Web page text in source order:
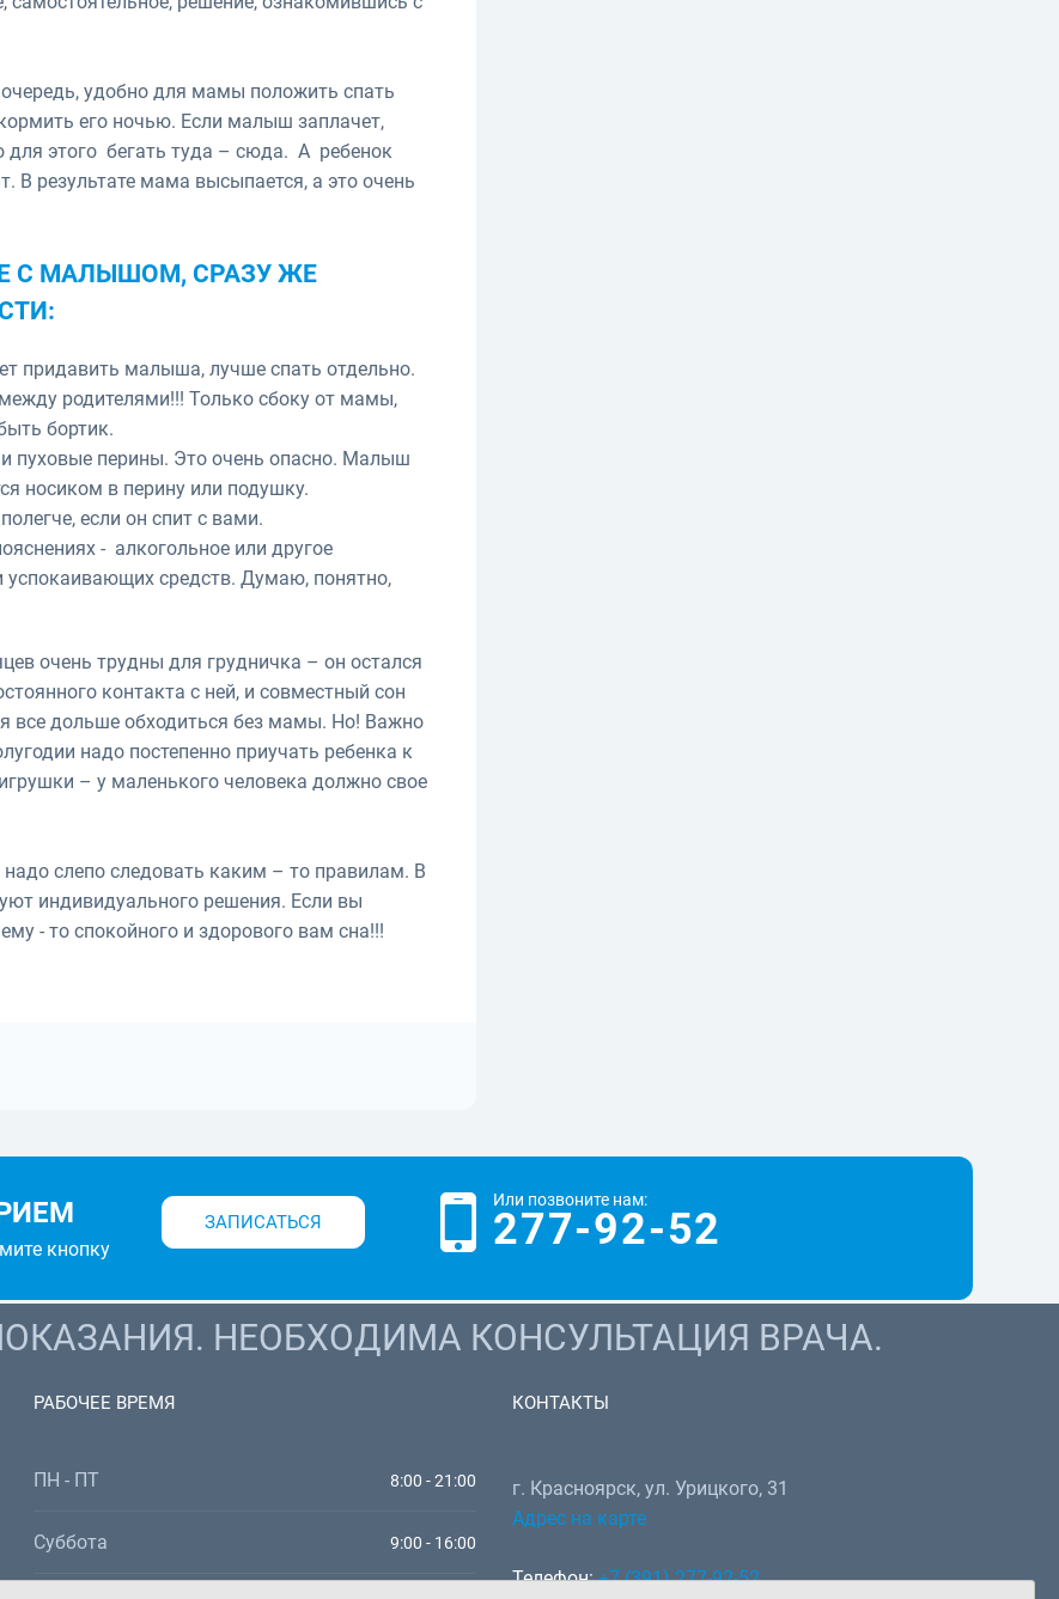
удобно для мамы положить спать
его ночью. Если малыш заплачет,
для этого бегать туда – сюда. А ребенок
В результате мама высыпается, а это очень
С МАЛЫШОМ, СРАЗУ ЖЕ
придавить малыша, лучше спать отдельно.
родителями!!! Только сбоку от мамы,
бортик.
пуховые перины. Это очень опасно. Малыш
носиком в перину или подушку.
если он спит с вами.
- алкогольное или другое
средств. Думаю, понятно,
очень трудны для грудничка – он остался
контакта с ней, и совместный сон
все дольше обходиться без мамы. Но! Важно
надо постепенно приучать ребенка к
– у маленького человека должно свое
слепо следовать каким – то правилам. В
индивидуального решения. Если вы
- то спокойного и здорового вам сна!!!
кнопку
ЗАПИСАТЬСЯ
Или позвоните нам:
277-92-52
НЕОБХОДИМА КОНСУЛЬТАЦИЯ ВРАЧА.
РАБОЧЕЕ ВРЕМЯ
ПН - ПТ 8:00 - 21:00
Суббота 9:00 - 16:00
КОНТАКТЫ
г. Красноярск, ул. Урицкого, 31
Адрес на карте
Телефон: +7 (391) 277-92-52